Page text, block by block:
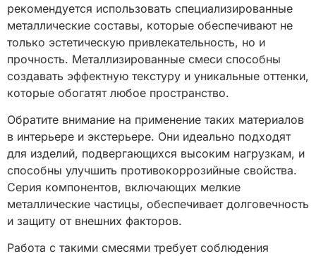
рекомендуется использовать специализированные
металлические составы, которые обеспечивают не
только эстетическую привлекательность, но и
прочность. Металлизированные смеси способны
создавать эффектную текстуру и уникальные оттенки,
которые обогатят любое пространство.
Обратите внимание на применение таких материалов
в интерьере и экстерьере. Они идеально подходят
для изделий, подвергающихся высоким нагрузкам, и
способны улучшить противокоррозийные свойства.
Серия компонентов, включающих мелкие
металлические частицы, обеспечивает долговечность
и защиту от внешних факторов.
Работа с такими смесями требует соблюдения